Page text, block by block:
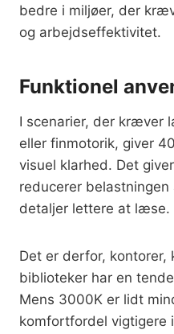
bedre i miljøer, der
og arbejdseffektivitet.
Funktionel
I scenarier, der kræver
eller finmotorik, giver
visuel klarhed. Det
reducerer
detaljer lettere at læse.
Det er derfor,
biblioteker har en
Mens 3000K er lidt
komfortfordel vigtigere